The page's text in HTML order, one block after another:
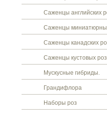
Саженцы английских
Саженцы
Саженцы канадских
Саженцы кустовых
Мускусные гибриды.
Грандифлора
Наборы роз